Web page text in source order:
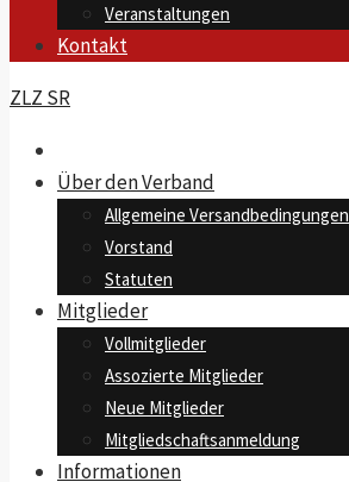
Veranstaltungen
Kontakt
ZLZ SR
Über den Verband
Allgemeine Versandbedingungen
Vorstand
Statuten
Mitglieder
Vollmitglieder
Assozierte Mitglieder
Neue Mitglieder
Mitgliedschaftsanmeldung
Informationen